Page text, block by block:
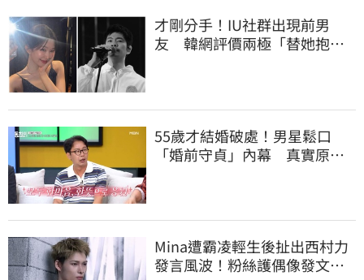
才剛分手！IU社群出現前男
友 韓網評價兩極「替她抱不
55歲才結婚破處！男星鬆口
「婚前守貞」內幕 真實原因
Mina遭霸凌輕生後扯出西村力
發言風波！粉絲護偶像發文：